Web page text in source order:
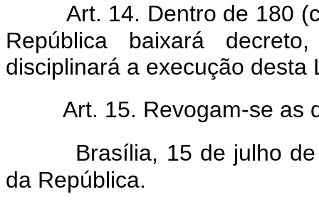
Art. 14. Dentro de 180
República baixará
disciplinará a execução desta
Art. 15. Revogam-se as
Brasília, 15 de julho
da República.